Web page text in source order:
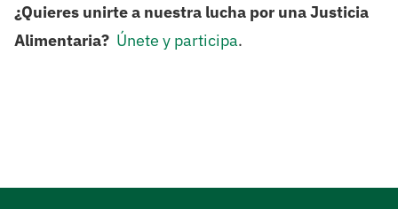
¿Quieres unirte a nuestra lucha por una Justicia
Alimentaria? Únete y participa.